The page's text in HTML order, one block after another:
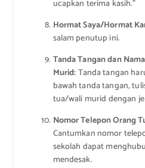
ucapkan terima kasih.”
Hormat Saya/Hormat
salam penutup ini.
Tanda Tangan dan
Murid:Tanda tangan
bawah tanda tangan,
tua/wali murid dengan
Nomor Telepon Orang
Cantumkan nomor
sekolah dapat
mendesak.